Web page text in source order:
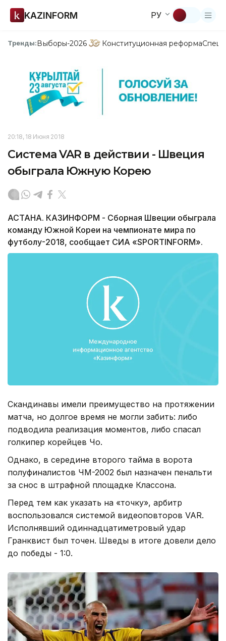
KAZINFORM РУ
Тренды:Выборы-2026 Конституционная реформа
20:18, 18 Июня 2018
Система VAR в действии - Швеция
обыграла Южную Корею
АСТАНА. КАЗИНФОРМ - Сборная Швеции обыграла
команду Южной Кореи на чемпионате мира по
футболу-2018, сообщает СИА «SPORTINFORM».
Скандинавы имели преимущество на протяжении
матча, но долгое время не могли забить: либо
подводила реализация моментов, либо спасал
голкипер корейцев Чо.
Однако, в середине второго тайма в ворота
полуфиналистов ЧМ-2002 был назначен пенальти
за снос в штрафной площадке Классона.
Перед тем как указать на «точку», арбитр
воспользовался системой видеоповторов VAR.
Исполнявший одиннадцатиметровый удар
Гранквист был точен. Шведы в итоге довели дело
до победы - 1:0.